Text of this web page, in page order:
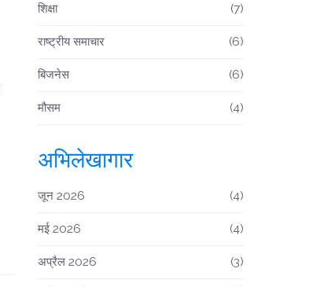
शिक्षा (7)
राष्ट्रीय समाचार (6)
बिजनेस (6)
मौसम (4)
अभिलेखागार
जून 2026 (4)
मई 2026 (4)
अप्रैल 2026 (3)